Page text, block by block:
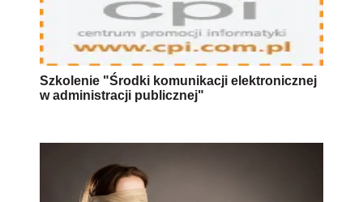
Szkolenie "Środki komunikacji elektronicznej
w administracji publicznej"